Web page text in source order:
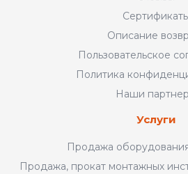
Описание
Пользовательское
Политика
Наши
Услуги
Продажа
Продажа, прокат монтажных